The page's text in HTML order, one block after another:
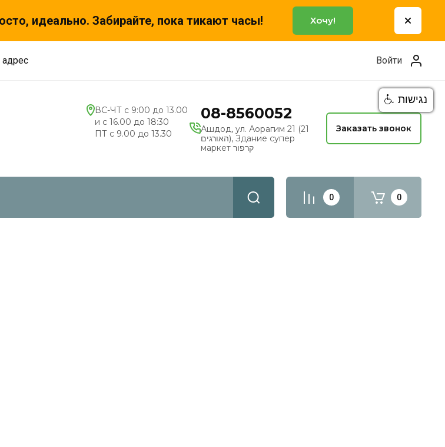
идеально. Забирайте, пока тикают часы! Хочу!
Войти
ВС-ЧТ с 9:00 до 13.00
и с 16.00 до 18:30
ПТ с 9.00 до 13.30
08-8560052
Ашдод, ул. Аорагим 21 (21
האורגים), Здание супер
маркет קרפור
Заказать звонок
0 0
נגישות